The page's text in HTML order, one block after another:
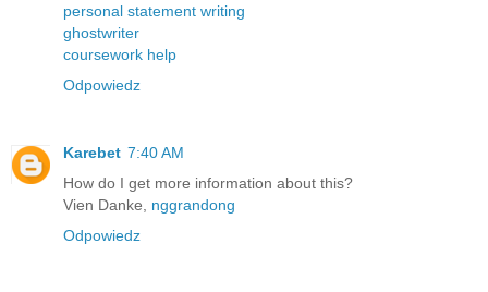
personal statement writing
ghostwriter
coursework help
Odpowiedz
Karebet 7:40 AM
How do I get more information about this?
Vien Danke, nggrandong
Odpowiedz